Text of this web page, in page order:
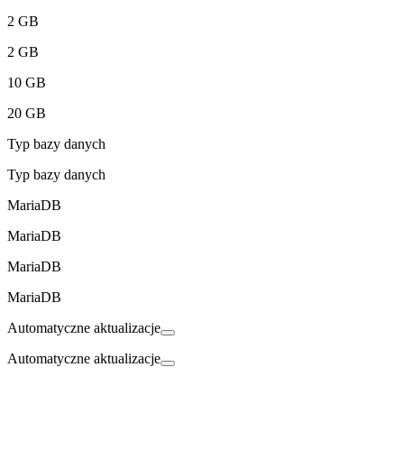
2 GB
2 GB
10 GB
20 GB
Typ bazy danych
Typ bazy danych
MariaDB
MariaDB
MariaDB
MariaDB
Automatyczne aktualizacje
Automatyczne aktualizacje